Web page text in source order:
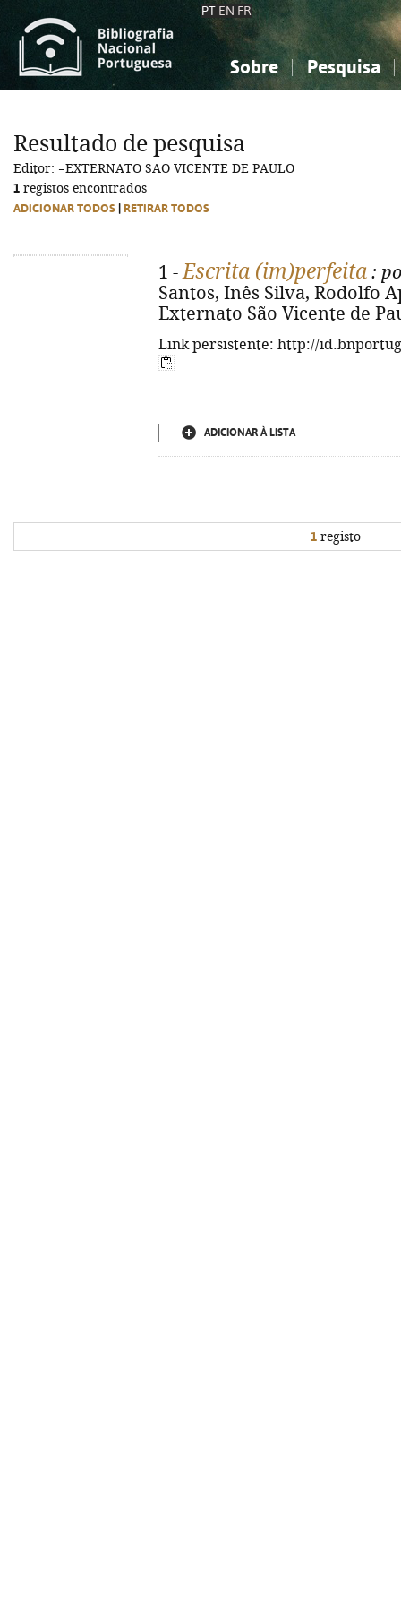
PT EN FR
Sobre Pesquisa
Ciências sociais...
Ciências sociais...
Resultado de pesquisa
Editor: =EXTERNATO SAO VICENTE DE PAULO
1 registos encontrados
ADICIONAR TODOS RETIRAR TODOS
1 -Escrita (im)perfeita :
Santos, Inês Silva, Rodolfo
Externato São Vicente de
Link persistente: http://
ADICIONAR À LISTA
1 registo